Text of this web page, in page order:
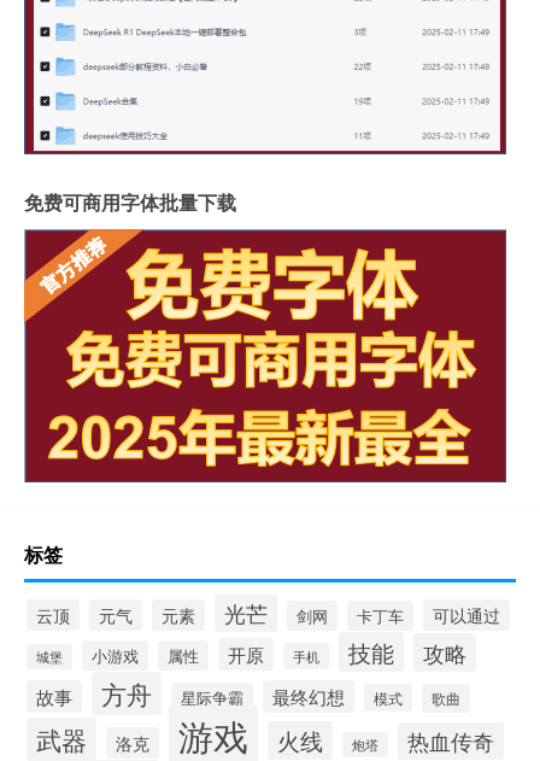
免费可商用字体批量下载
标签
云顶 元气 元素 光芒 剑网 卡丁车 可以通过
城堡 小游戏 属性 开原 手机 技能 攻略
故事 方舟 星际争霸 最终幻想 模式 歌曲
武器 洛克 游戏 火线 炮塔 热血传奇